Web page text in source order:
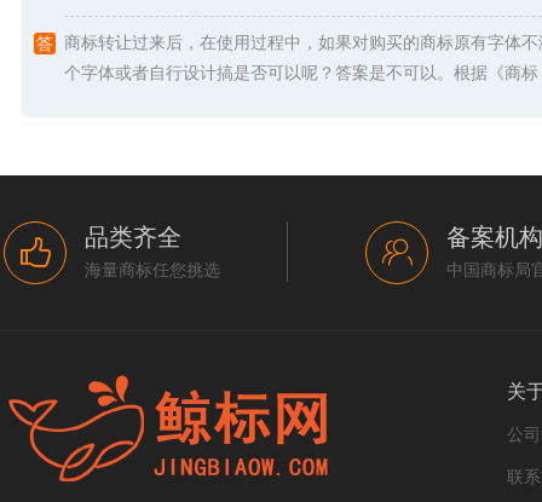
商标转让过来后，在使用过程中，如果对购买的商标原有字体
个字体或者自行设计搞是否可以呢？答案是不可以。根据《商
品类齐全
海量商标任您挑选
备案机构
中国商标局
关
公
联